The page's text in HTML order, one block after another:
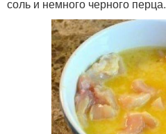
соль и немного черного перца.